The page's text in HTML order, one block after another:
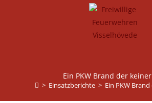
Ein PKW Brand der
> Einsatzberichte > Ein PKW